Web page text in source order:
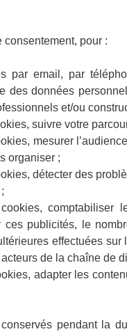
pour :
par email, par
des données
et/ou
suivre votre
mesurer
organiser ;
détecter des
comptabiliser
ces publicités, le
effectuées
de la chaîne de
adapter les
pendant la